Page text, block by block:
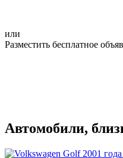
или
Разместить бесплатное
Автомобили,